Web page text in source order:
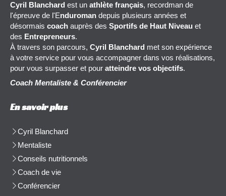
Cyril Blanchard est un athlète français, recordman de
l'épreuve de l'Enduroman depuis plusieurs années et
désormais coach auprès des Sportifs de Haut Niveau et
des Entrepreneurs.
À travers son parcours, Cyril Blanchard met son expérience
à votre service pour vous accompagner dans vos réalisations,
pour vous surpasser et pour atteindre vos objectifs.
Coach Mentaliste & Conférencier
En savoir plus
Cyril Blanchard
Mentaliste
Conseils nutritionnels
Coach de vie
Conférencier